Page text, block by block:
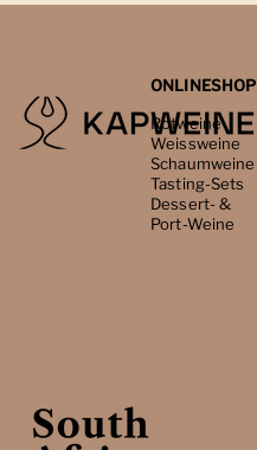
ONLINESHOP
Rotweine
Weissweine
Schaumweine
Tasting-Sets
Dessert- &
Port-Weine